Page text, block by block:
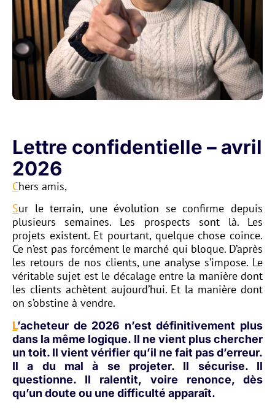
Lettre confidentielle – avril
2026
Chers amis,
Sur le terrain, une évolution se confirme depuis
plusieurs semaines. Les prospects sont là. Les
projets existent. Et pourtant, quelque chose coince.
Ce n’est pas forcément le marché qui bloque. D’après
les retours de nos clients, une analyse s’impose. Le
véritable sujet est le décalage entre la manière dont
les clients achètent aujourd’hui. Et la manière dont
on s’obstine à vendre.
L’acheteur de 2026 n’est définitivement plus
dans la même logique. Il ne vient plus chercher
un toit. Il vient vérifier qu’il ne fait pas d’erreur.
Il a du mal à se projeter. Il sécurise. Il
questionne. Il ralentit, voire renonce, dès
qu’un doute ou une difficulté apparaît.